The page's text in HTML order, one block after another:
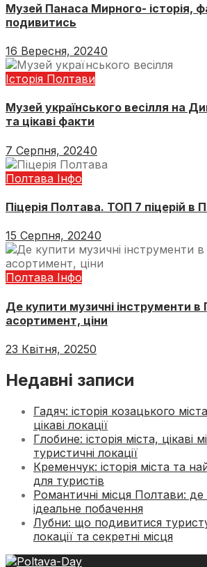
Музей Панаса Мирного- історія,
подивитись
16 Вересня, 20240
Історія Полтави
Музей українського весілля на
та цікаві факти
7 Серпня, 20240
Полтава Інфо
Піцерія Полтава. ТОП 7 піцерій в
15 Серпня, 20240
Полтава Інфо
Де купити музичні інструменти в
асортимент, ціни
23 Квітня, 20250
Недавні записи
Гадяч: історія козацького
цікаві локації
Глобине: історія міста, цікаві
туристичні локації
Кременчук: історія міста та
для туристів
Романтичні місця Полтави:
ідеальне побачення
Лубни: що подивитися
локації та секретні місця